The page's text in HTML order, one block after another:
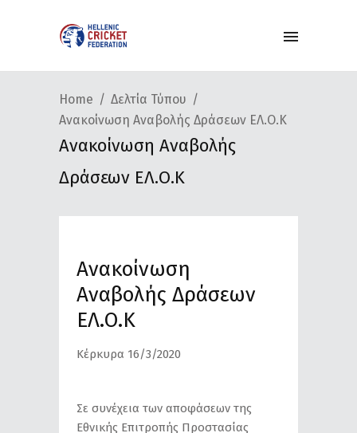
Home
Δελτία Τύπου
Aνακοίνωση Αναβολής Δράσεων ΕΛ.Ο.Κ
Aνακοίνωση Αναβολής
Δράσεων ΕΛ.Ο.Κ
Aνακοίνωση
Αναβολής Δράσεων
ΕΛ.Ο.Κ
Κέρκυρα 16/3/2020
Σε συνέχεια των αποφάσεων της
Εθνικής Επιτροπής Προστασίας